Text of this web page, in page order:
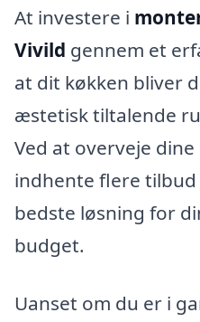
At investere i
Vivild gennem et
at dit køkken bliver
æstetisk tiltalende
Ved at overveje
indhente flere
bedste løsning for
budget.
Uanset om du er i